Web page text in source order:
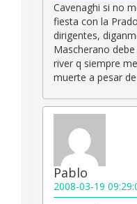
Cavenaghi si no
fiesta con la
dirigentes,
Mascherano
river q siempre
muerte a pesar
Pablo
2008-03-19